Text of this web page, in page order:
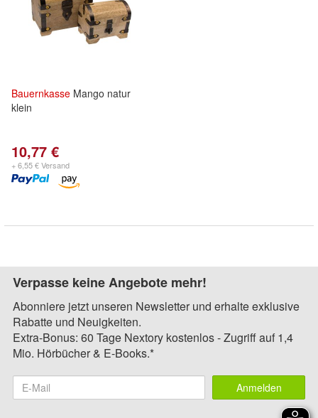
Bauernkasse Mango natur
klein
10,77 €
+ 6,55 € Versand
Verpasse keine Angebote mehr!
Abonniere jetzt unseren Newsletter und erhalte exklusive
Rabatte und Neuigkeiten.
Extra-Bonus: 60 Tage Nextory kostenlos - Zugriff auf 1,4
Mio. Hörbücher & E-Books.*
Anmelden